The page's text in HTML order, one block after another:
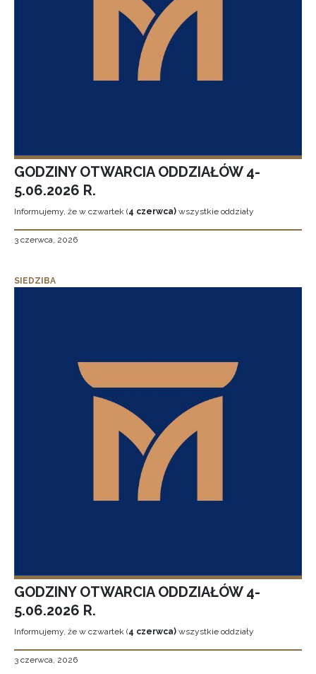
GODZINY OTWARCIA ODDZIAŁÓW 4-
5.06.2026 R.
Informujemy, że w czwartek (4 czerwca) wszystkie oddziały
3 czerwca, 2026
SIEDZIBA
GODZINY OTWARCIA ODDZIAŁÓW 4-
5.06.2026 R.
Informujemy, że w czwartek (4 czerwca) wszystkie oddziały
3 czerwca, 2026